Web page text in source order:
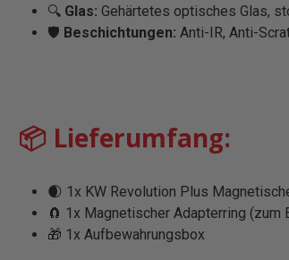
🔍 Glas: Gehärtetes optisches Glas,
🛡️ Beschichtungen: Anti-IR, Anti-
📦 Lieferumfang:
🌒 1x KW Revolution Plus
🧲 1x Magnetischer Adapterring (zum
🎁 1x Aufbewahrungsbox